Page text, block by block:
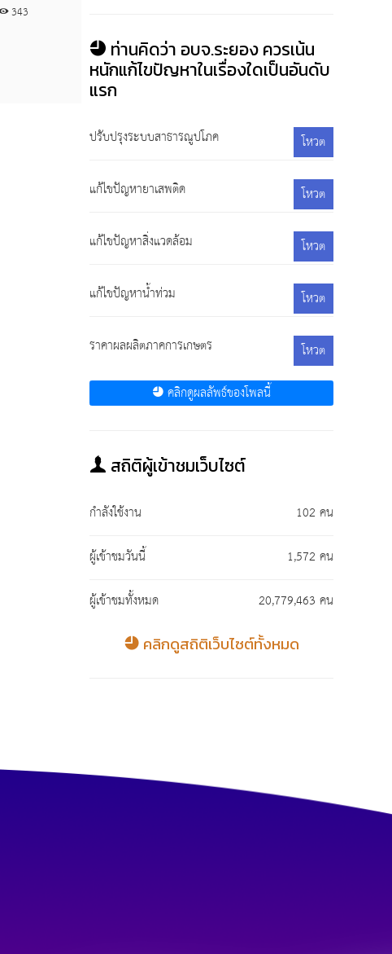
343
ท่านคิดว่า อบจ.ระยอง ควรเน้น
หนักแก้ไขปัญหาในเรื่องใดเป็นอันดับ
แรก
ปรับปรุงระบบสาธารณูปโภค โหวต
แก้ไขปัญหายาเสพติด โหวต
แก้ไขปัญหาสิ่งแวดล้อม โหวต
แก้ไขปัญหาน้ำท่วม โหวต
ราคาผลผลิตภาคการเกษตร
โหวต
คลิกดูผลลัพธ์ของโพลนี้
สถิติผู้เข้าชมเว็บไซต์
กำลังใช้งาน
102 คน
ผู้เข้าชมวันนี้
1,572 คน
ผู้เข้าชมทั้งหมด
20,779,463 คน
คลิกดูสถิติเว็บไซต์ทั้งหมด